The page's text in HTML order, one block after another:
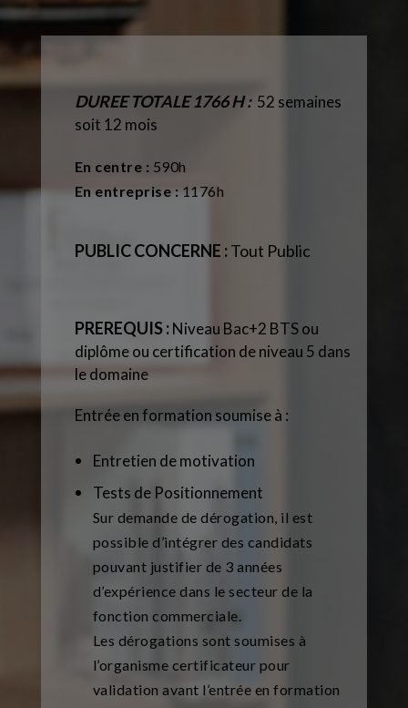
DUREE TOTALE 1766 H : 52 semaines
soit 12 mois
En centre : 590h
En entreprise :1176h
PUBLIC CONCERNE :Tout Public
PREREQUIS :Niveau Bac+2 BTS ou
diplôme ou certification de niveau 5 dans
le domaine
Entrée en formation soumise à :
Entretien de motivation
Tests de Positionnement
Sur demande de dérogation, il est
possible d’intégrer des candidats
pouvant justifier de 3 années
d’expérience dans le secteur de la
fonction commerciale.
Les dérogations sont soumises à
l’organisme certificateur pour
validation avant l’entrée en formation